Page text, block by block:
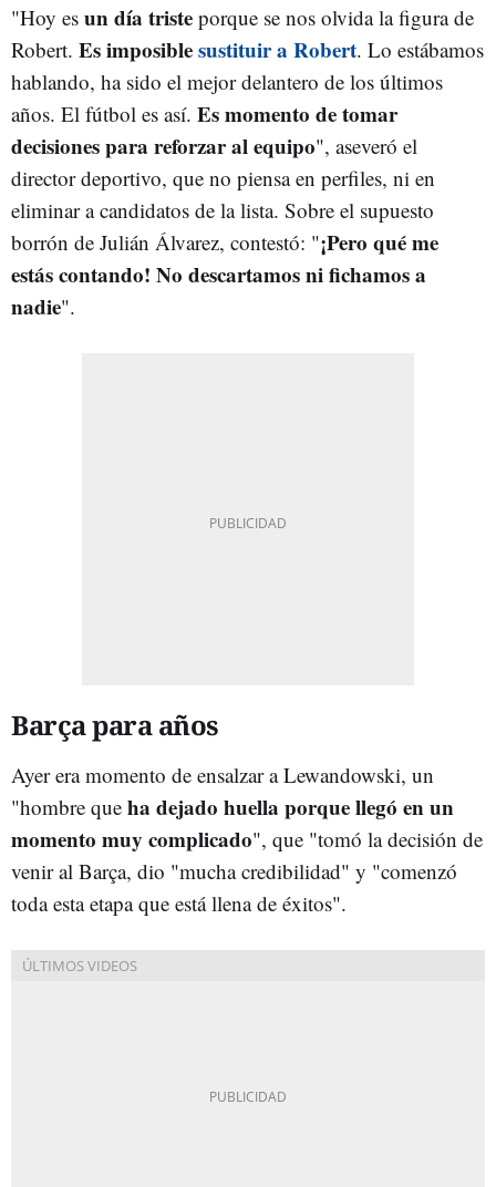
"Hoy es un día triste porque se nos olvida la figura de
Robert. Es imposiblesustituir a Robert. Lo estábamos
hablando, ha sido el mejor delantero de los últimos
años. El fútbol es así. Es momento de tomar
decisiones para reforzar al equipo", aseveró el
director deportivo, que no piensa en perfiles, ni en
eliminar a candidatos de la lista. Sobre el supuesto
borrón de Julián Álvarez, contestó: "¡Pero qué me
estás contando! No descartamos ni fichamos a
nadie".
Barça para años
Ayer era momento de ensalzar a Lewandowski, un
"hombre que ha dejado huella porque llegó en un
momento muy complicado", que "tomó la decisión de
venir al Barça, dio "mucha credibilidad" y "comenzó
toda esta etapa que está llena de éxitos".